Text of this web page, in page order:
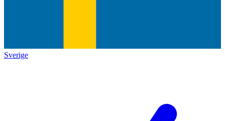
Sverige